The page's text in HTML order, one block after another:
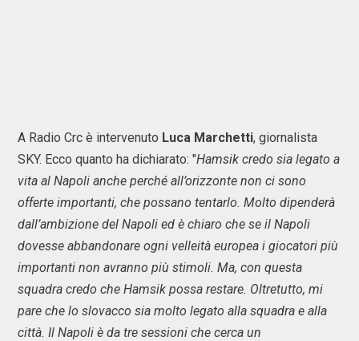
A Radio Crc è intervenuto Luca Marchetti, giornalista
SKY. Ecco quanto ha dichiarato: "Hamsik credo sia legato a
vita al Napoli anche perché all’orizzonte non ci sono
offerte importanti, che possano tentarlo. Molto dipenderà
dall’ambizione del Napoli ed è chiaro che se il Napoli
dovesse abbandonare ogni velleità europea i giocatori più
importanti non avranno più stimoli. Ma, con questa
squadra credo che Hamsik possa restare. Oltretutto, mi
pare che lo slovacco sia molto legato alla squadra e alla
città. Il Napoli è da tre sessioni che cerca un